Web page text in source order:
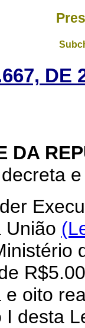
DE
União
oito
I desta